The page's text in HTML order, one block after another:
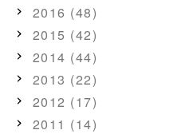
2016 (48)
2015 (42)
2014 (44)
2013 (22)
2012 (17)
2011 (14)